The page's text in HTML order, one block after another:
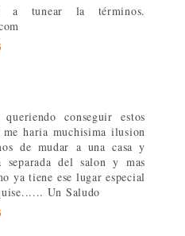
a tunear la términos.
conseguir estos
haria muchisima ilusion
de mudar a una casa y
del salon y mas
ya tiene ese lugar especial
Un Saludo